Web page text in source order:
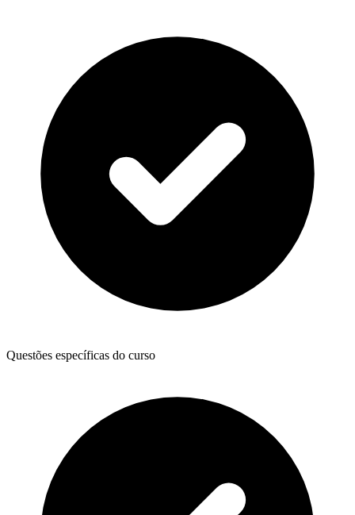
Questões específicas do curso